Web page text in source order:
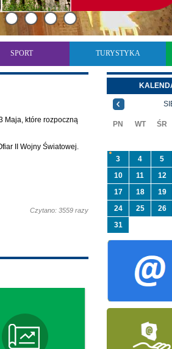
SPORT TURYSTYKA
Maja, które rozpoczną
II Wojny Światowej.
Czytano: 3559 razy
PN WT ŚR
3
4 5
10
11 12
17
18 19
24
25 26
31